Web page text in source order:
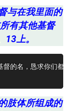
与在我里面的
有其他基督
上。
的名，恳求你们都
肢体所组成的